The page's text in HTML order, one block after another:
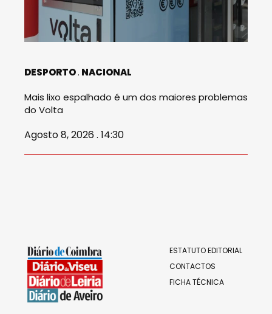
DESPORTO NACIONAL
Mais lixo espalhado é um dos maiores problemas
do Volta
Agosto 8, 2026 . 14:30
ESTATUTO EDITORIAL
CONTACTOS
FICHA TÉCNICA